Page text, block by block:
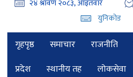
युनिकोड
गृहपृष्ठ समाचार राजनीति
प्रदेश
स्थानीय तह लोकसेवा